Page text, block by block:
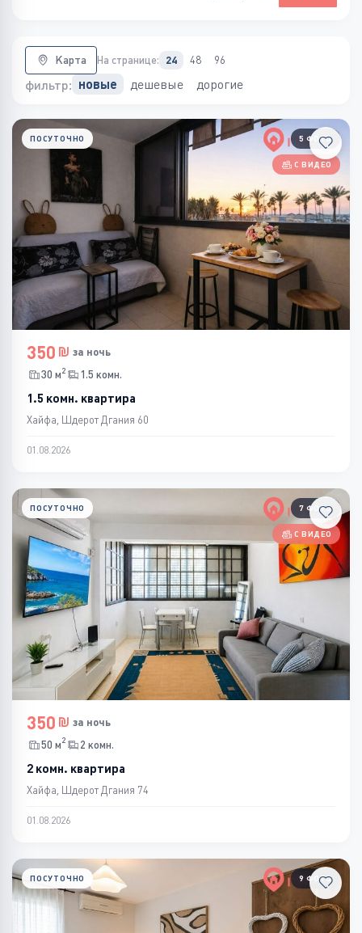
Карта На странице: 24 48 96
фильтр: новые дешевые дорогие
5 ФОТО
С ВИДЕО
ПОСУТОЧНО
350
за ночь
30 м2 1.5 комн.
1.5 комн. квартира
Хайфа, Шдерот Дгания 60
01.08.2026
7 ФОТО
С ВИДЕО
ПОСУТОЧНО
350
за ночь
50 м2 2 комн.
2 комн. квартира
Хайфа, Шдерот Дгания 74
01.08.2026
9 ФОТО
ПОСУТОЧНО